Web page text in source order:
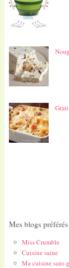
Mes blogs préférés
Miss Crumble
Cuisine saine
Ma cuisine sans